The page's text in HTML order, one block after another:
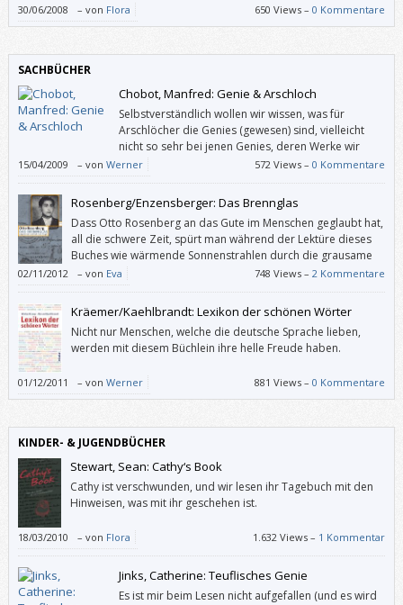
30/06/2008 – von Flora 650 Views –0 Kommentare
SACHBÜCHER
Chobot, Manfred: Genie & Arschloch
Selbstverständlich wollen wir wissen, was für
Arschlöcher die Genies (gewesen) sind, vielleicht
nicht so sehr bei jenen Genies, deren Werke wir
mögen, doch ansonsten ergötzen wir uns gewiss
gerne an den weniger netten Zügen von Menschen, die in
Elfenbeintürmen und sonstigen Schlössern leben können.
15/04/2009 – von Werner 572 Views –0 Kommentare
Rosenberg/Enzensberger: Das Brennglas
Dass Otto Rosenberg an das Gute im Menschen geglaubt hat,
all die schwere Zeit, spürt man während der Lektüre dieses
Buches wie wärmende Sonnenstrahlen durch die grausame
Kälte all der geschilderten Ereignisse hindurch. Das mag jetzt
pathetisch klingen: Im Gegensatz dazu hat das Buch gar nichts
Pathetisches an sich. Es ist schlicht die Wahrheit, von einem Menschen
erzählt, der größer war als alle, die ihn klein machen wollten.
02/11/2012 – von Eva 748 Views –2 Kommentare
Kräemer/Kaehlbrandt: Lexikon der schönen Wörter
Nicht nur Menschen, welche die deutsche Sprache lieben,
werden mit diesem Büchlein ihre helle Freude haben.
01/12/2011 – von Werner 881 Views –0 Kommentare
KINDER- & JUGENDBÜCHER
Stewart, Sean: Cathy‘s Book
Cathy ist verschwunden, und wir lesen ihr Tagebuch mit den
Hinweisen, was mit ihr geschehen ist.
18/03/2010 – von Flora 1.632 Views – 1 Kommentar
Jinks, Catherine: Teuflisches Genie
Es ist mir beim Lesen nicht aufgefallen (und es wird